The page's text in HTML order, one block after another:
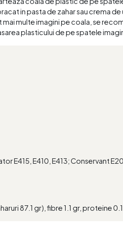
in pasta de zahar sau crema de
mai multe imagini pe coala, se
plasticului de pe spatele
E415, E410, E413; Conservant
87.1 gr), fibre 1.1 gr, proteine 0.1